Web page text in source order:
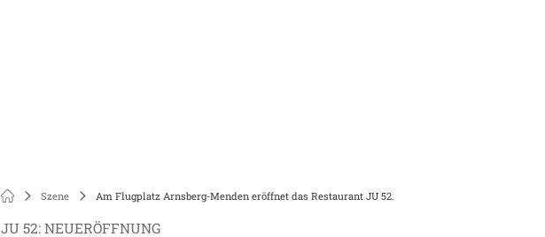
Szene Am Flugplatz Arnsberg-Menden eröffnet das Restaurant JU 52.
JU 52: NEUERÖFFNUNG